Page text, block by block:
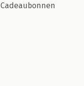
Cadeaubonnen